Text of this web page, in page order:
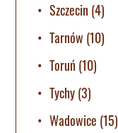
Szczecin (4)
Tarnów (10)
Toruń (10)
Tychy(3)
Wadowice (15)